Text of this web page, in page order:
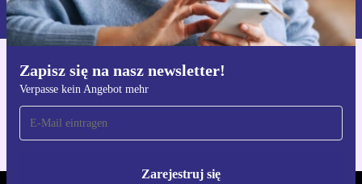
Zapisz się na nasz newsletter!
Verpasse kein Angebot mehr
Zarejestruj się
naszej
Polityce prywatności
Pobierz aplikację refurbed
Dla iOS i Android